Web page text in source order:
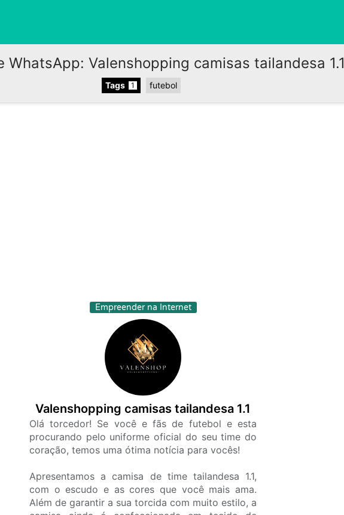
WhatsApp: Valenshopping camisas tailandesa 1.1
Tags 1 futebol
Empreender na Internet
Valenshopping camisas tailandesa 1.1
Olá torcedor! Se você e fãs de futebol e esta
procurando pelo uniforme oficial do seu time do
coração, temos uma ótima notícia para vocês!
Apresentamos a camisa de time tailandesa 1.1,
com o escudo e as cores que você mais ama.
Além de garantir a sua torcida com muito estilo, a